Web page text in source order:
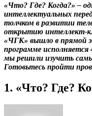
«Что? Где? Когда?» –
интеллектуальных
толчком в развитии
открытию интеллект-
«ЧГК» вышло в прямой
программе исполняется
мы решили изучить
Готовьтесь пройти
1. «Что? Где?